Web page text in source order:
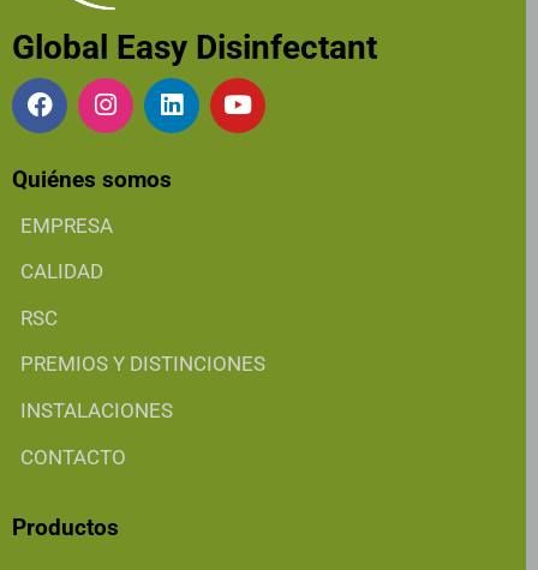
Global Easy Disinfectant
Quiénes somos
EMPRESA
CALIDAD
RSC
PREMIOS Y DISTINCIONES
INSTALACIONES
CONTACTO
Productos